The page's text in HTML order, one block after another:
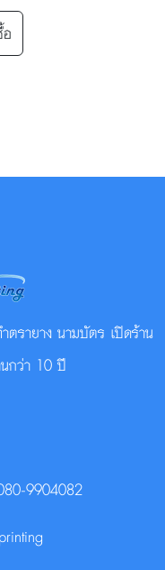
ตรายาง นามบัตร เปิดร้าน
นกว่า 10 ปี
9904082